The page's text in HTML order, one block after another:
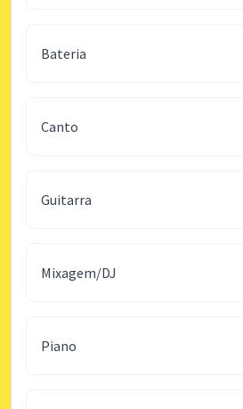
Bateria
Canto
Guitarra
Mixagem/DJ
Piano